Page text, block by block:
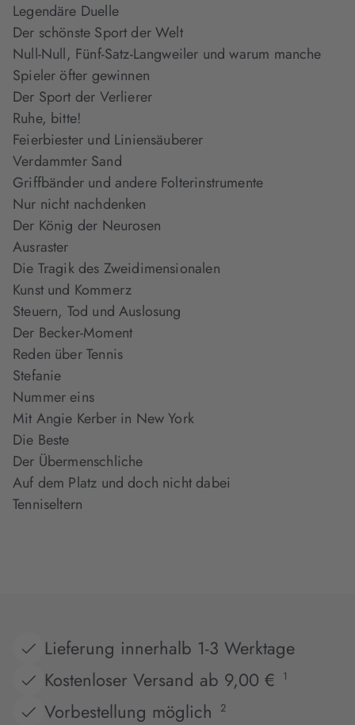
Legendäre Duelle
Der schönste Sport der Welt
Null-Null, Fünf-Satz-Langweiler und warum manche
Spieler öfter gewinnen
Der Sport der Verlierer
Ruhe, bitte!
Feierbiester und Liniensäuberer
Verdammter Sand
Griffbänder und andere Folterinstrumente
Nur nicht nachdenken
Der König der Neurosen
Ausraster
Die Tragik des Zweidimensionalen
Kunst und Kommerz
Steuern, Tod und Auslosung
Der Becker-Moment
Reden über Tennis
Stefanie
Nummer eins
Mit Angie Kerber in New York
Die Beste
Der Übermenschliche
Auf dem Platz und doch nicht dabei
Tenniseltern
Lieferung innerhalb 1-3 Werktage
Kostenloser Versand ab 9,00 €
1
Vorbestellung möglich 2